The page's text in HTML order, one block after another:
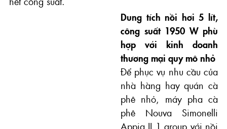
Dung tích nồi hơi 5 lít,
công suất 1950 W phù
hợp với kinh doanh
thương mại quy mô nhỏ
Để phục vụ nhu cầu của
nhà hàng hay quán cà
phê nhỏ, máy pha cà
phê Nouva Simonelli
Appia II 1 group với nồi